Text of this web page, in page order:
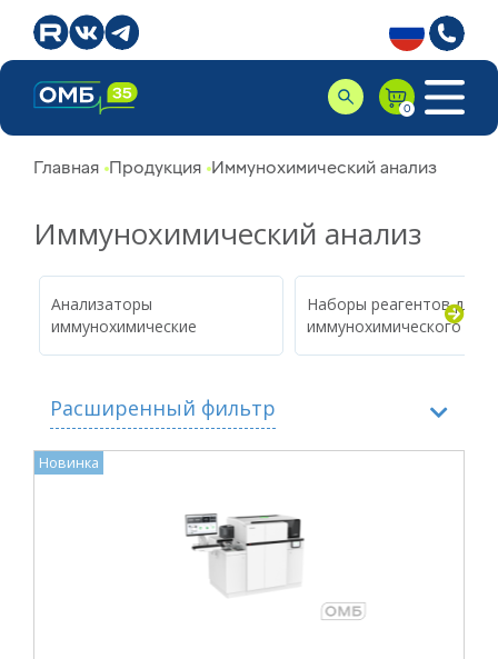
Главная Продукция Иммунохимический анализ
Иммунохимический анализ
Анализаторы
иммунохимические
Наборы реагентов для
иммунохимического
Расширенный фильтр
Совместимость с прибором
Панель тестов
Унифицированное наименование теста
Новинка